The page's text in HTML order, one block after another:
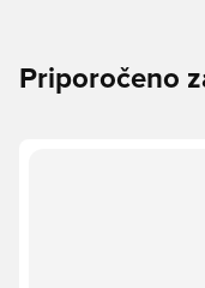
Priporočeno